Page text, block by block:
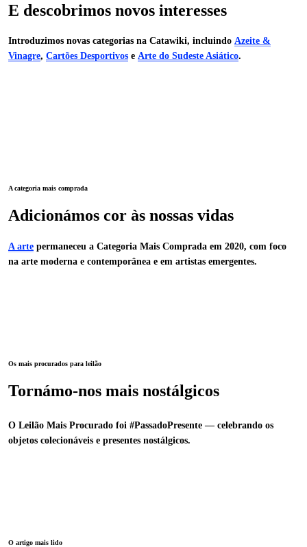
E descobrimos novos interesses
Introduzimos novas categorias na Catawiki, incluindo Azeite &
Vinagre, Cartões Desportivos e Arte do Sudeste Asiático.
A categoria mais comprada
Adicionámos cor às nossas vidas
A arte permaneceu a Categoria Mais Comprada em 2020, com foco
na arte moderna e contemporânea e em artistas emergentes.
Os mais procurados para leilão
Tornámo-nos mais nostálgicos
O Leilão Mais Procurado foi #PassadoPresente — celebrando os
objetos colecionáveis e presentes nostálgicos.
O artigo mais lido